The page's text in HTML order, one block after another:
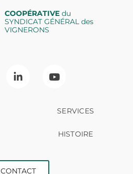
COOPÉRATIVEdu
SYNDICAT GÉNÉRAL des
VIGNERONS
SERVICES
HISTOIRE
CONTACT